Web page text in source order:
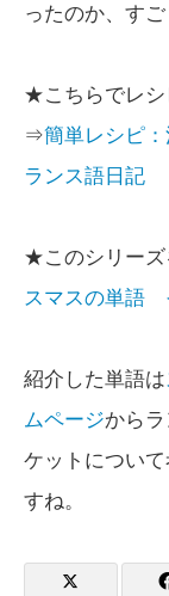
ったのか、す
★こちらでレシ
⇒簡単レシピ
ランス語日記
★このシリー
スマスの単語
紹介した単語は
ムページから
ケットについ
すね。